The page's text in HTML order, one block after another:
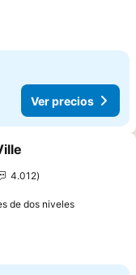
Ver precios
favoritos
4.012
de dos nivelesVer